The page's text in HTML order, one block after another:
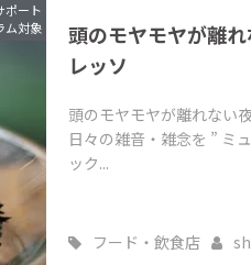
ポート
ム対象
頭のモヤモヤが離
レッソ
頭のモヤモヤが離れない
日々の雑音・雑念を ” ミ
ック...
フード・飲食店